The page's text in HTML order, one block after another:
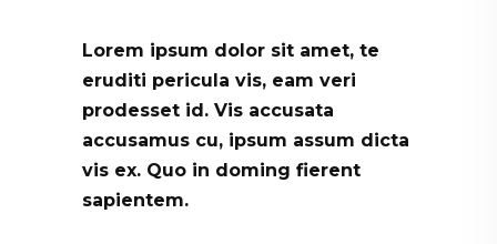
Lorem ipsum dolor sit amet, te
eruditi pericula vis, eam veri
prodesset id. Vis accusata
accusamus cu, ipsum assum dicta
vis ex. Quo in doming fierent
sapientem.